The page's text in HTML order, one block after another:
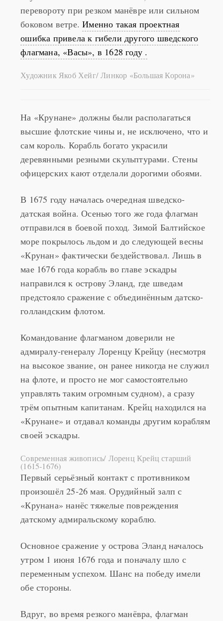
перевороту при резком манёвре или сильном
боковом ветре.Именно такая проектная
ошибка привела к гибели другого шведского
флагмана, «Васы», в 1628 году .
Художник Якоб Хейг/ Линкор «Большая Корона»
На «Крунане» должны были располагаться
высшие флотские чины и, не исключено, что и
сам король. Корабль богато украсили
деревянными резными скульптурами. Стены
офицерских кают отделали дорогими обоями.
В 1675 году началась очередная шведско-
датская война. Осенью того же года флагман
отправился в боевой поход. Зимой Балтийское
море покрылось льдом и до следующей весны
«Крунан» фактически бездействовал. Лишь в
мае 1676 года корабль во главе эскадры
направился к острову Эланд, где шведам
предстояло сражение с объединённым датско-
голландским флотом.
Командование флагманом доверили не
адмиралу-генералу Лоренцу Крейцу (несмотря
на высокое звание, он ранее никогда не служил
на флоте, и просто не мог самостоятельно
управлять таким огромным судном), а сразу
трём опытным капитанам. Крейц находился на
«Крунане» и отдавал команды другим кораблям
своей эскадры.
Современная живопись/ Лоренц Крейц старший
(1615-1676)
Первый серьёзный контакт с противником
произошёл 25-26 мая. Орудийный залп с
«Крунана» нанёс тяжелые повреждения
датскому адмиральскому кораблю.
Основное сражение у острова Эланд началось
утром 1 июня 1676 года и поначалу шло с
переменным успехом. Шанс на победу имели
обе стороны.
Вдруг, во время резкого манёвра, флагман